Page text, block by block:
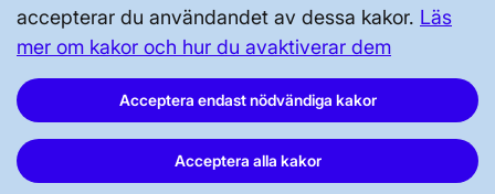
accepterar du användandet av dessa kakor. Läs
mer om kakor och hur du avaktiverar dem
Acceptera endast nödvändiga kakor
Acceptera alla kakor
Sundbyberg
Tel: 010-475 80 00
registrator@svk.se